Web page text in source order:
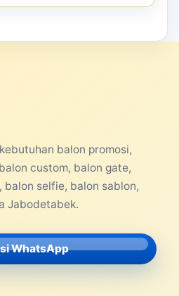
balon promosi,
custom, balon gate,
selfie, balon sablon,
Jabodetabek.
WhatsApp